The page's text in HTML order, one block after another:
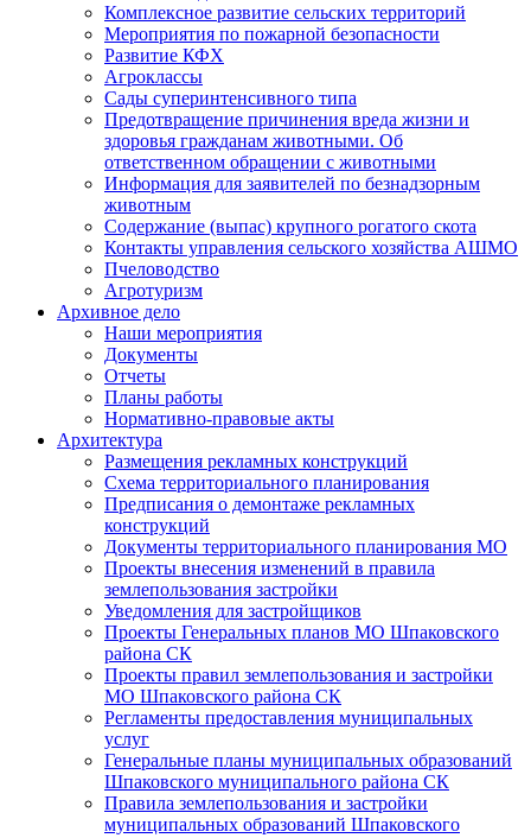
Комплексное развитие сельских территорий
Мероприятия по пожарной безопасности
Развитие КФХ
Агроклассы
Сады суперинтенсивного типа
Предотвращение причинения вреда жизни и
здоровья гражданам животными. Об
ответственном обращении с животными
Информация для заявителей по безнадзорным
животным
Содержание (выпас) крупного рогатого скота
Контакты управления сельского хозяйства АШМО
Пчеловодство
Агротуризм
Архивное дело
Наши мероприятия
Документы
Отчеты
Планы работы
Нормативно-правовые акты
Архитектура
Размещения рекламных конструкций
Схема территориального планирования
Предписания о демонтаже рекламных
конструкций
Документы территориального планирования МО
Проекты внесения изменений в правила
землепользования застройки
Уведомления для застройщиков
Проекты Генеральных планов МО Шпаковского
района СК
Проекты правил землепользования и застройки
МО Шпаковского района СК
Регламенты предоставления муниципальных
услуг
Генеральные планы муниципальных образований
Шпаковского муниципального района СК
Правила землепользования и застройки
муниципальных образований Шпаковского